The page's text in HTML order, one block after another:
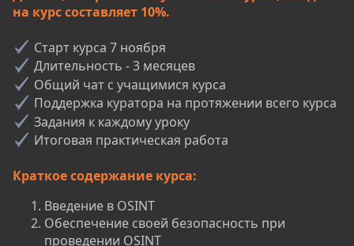
на курс составляет 10%.
Старт курса 7 ноября
Длительность - 3 месяцев
Общий чат с учащимися курса
Поддержка куратора на протяжении всего курса
Задания к каждому уроку
Итоговая практическая работа
Краткое содержание курса:
Введение в OSINT
Обеспечение своей безопасность при
проведении OSINT